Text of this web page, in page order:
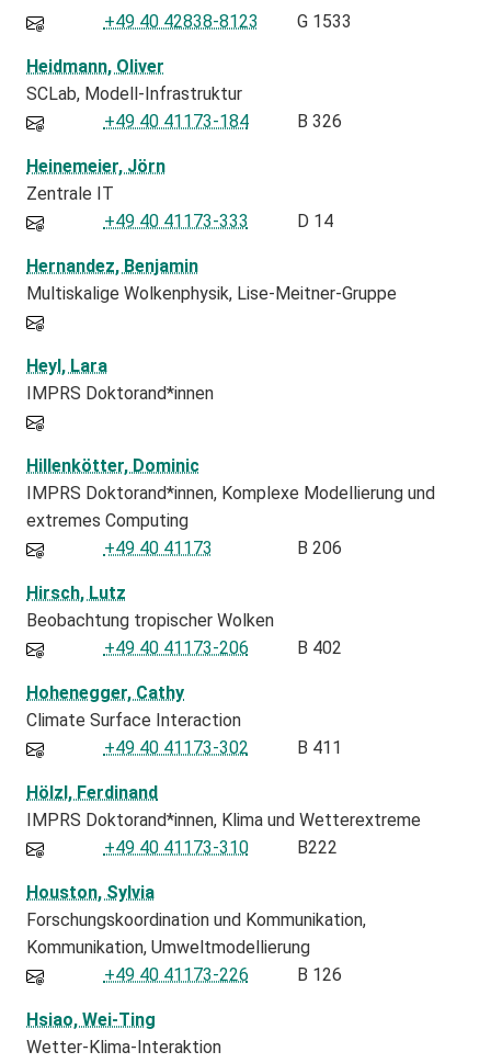
+49 40 42838-8123
G 1533
Heidmann, Oliver
SCLab Modell-Infrastruktur
+49 40 41173-184
B 326
Heinemeier, Jörn
Zentrale IT
+49 40 41173-333
D 14
Hernandez, Benjamin
Multiskalige Wolkenphysik, Lise-Meitner-Gruppe
Heyl, Lara
IMPRS Doktorand*innen
Hillenkötter, Dominic
IMPRS Doktorand*innen Komplexe Modellierung und
extremes Computing
+49 40 41173
B 206
Hirsch, Lutz
Beobachtung tropischer Wolken
+49 40 41173-206
B 402
Hohenegger, Cathy
Climate Surface Interaction
+49 40 41173-302
B 411
Hölzl, Ferdinand
IMPRS Doktorand*innen Klima und Wetterextreme
+49 40 41173-310
B222
Houston, Sylvia
Forschungskoordination und Kommunikation
Kommunikation Umweltmodellierung
+49 40 41173-226
B 126
Hsiao, Wei-Ting
Wetter-Klima-Interaktion